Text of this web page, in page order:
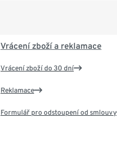
Vrácení zboží a reklamace
Vrácení zboží do 30 dní
Reklamace
Formulář pro odstoupení od smlouvy